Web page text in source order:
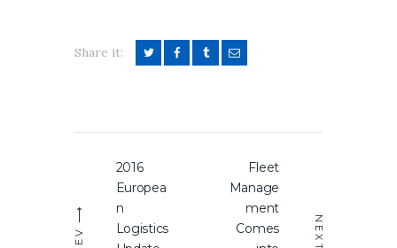
Share it:
navigation
Previous
post:
2016
Europea
n
Logistics
NEXT
Fleet
Manage
ment
Comes